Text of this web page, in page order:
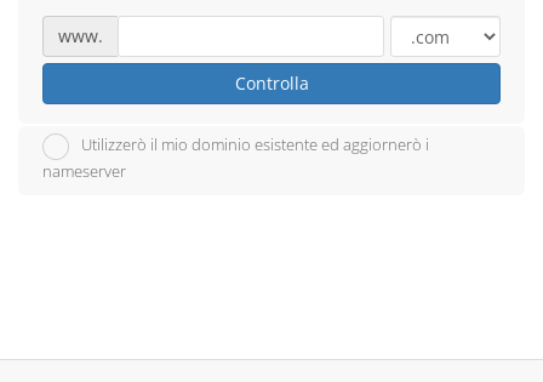
www.
Controlla
Utilizzerò il mio dominio esistente ed aggiornerò i
nameserver